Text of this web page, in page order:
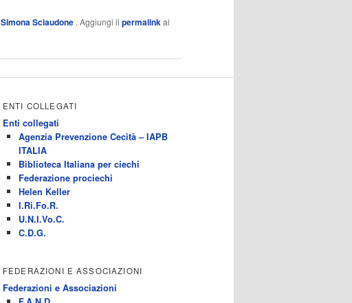
Simona Sciaudone . Aggiungi il permalinkai
ENTI COLLEGATI
Enti collegati
Agenzia Prevenzione Cecità – IAPB
ITALIA
Biblioteca Italiana per ciechi
Federazione prociechi
Helen Keller
I.Ri.Fo.R.
U.N.I.Vo.C.
C.D.G.
FEDERAZIONI E ASSOCIAZIONI
Federazioni e Associazioni